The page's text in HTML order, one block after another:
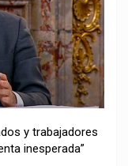
y trabajadores
inesperada”